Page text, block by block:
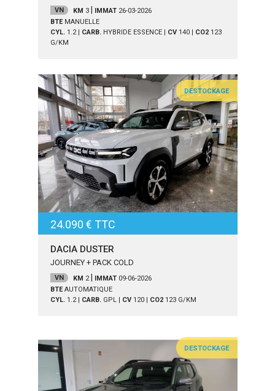
VN KM 3 IMMAT 26-03-2026
BTE MANUELLE
CYL. 1.2| CARB. HYBRIDE ESSENCE| CV 140| CO2 123
G/KM
DESTOCKAGE
24.090 € TTC
DACIA DUSTER
JOURNEY + PACK COLD
VN KM 2 | IMMAT 09-06-2026
BTE AUTOMATIQUE
CYL. 1.2| CARB. GPL | CV 120| CO2 123G/KM
DESTOCKAGE